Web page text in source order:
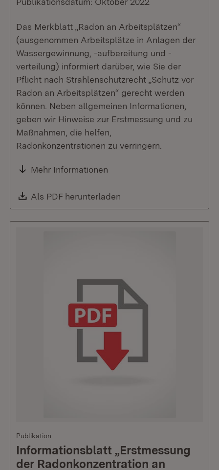
Das Merkblatt „Radon an Arbeitsplätzen“
(ausgenommen Arbeitsplätze in Anlagen der
Wassergewinnung, -aufbereitung und -
verteilung) informiert darüber, wie Sie der
Pflicht nach Strahlenschutzrecht „Schutz vor
Radon an Arbeitsplätzen“ gerecht werden
können. Neben allgemeinen Informationen,
geben wir Hinweise zur Erstmessung und zu
Maßnahmen, die helfen,
Radonkonzentrationen zu verringern.
Mehr Informationen
Download:
Als PDF herunterladen
Publikation
Informationsblatt „Erstmessung
der Radonkonzentration an